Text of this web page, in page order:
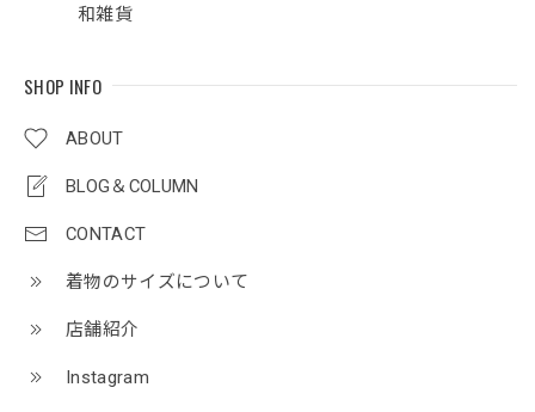
和雑貨
SHOP INFO
ABOUT
BLOG＆COLUMN
CONTACT
着物のサイズについて
店舗紹介
Instagram